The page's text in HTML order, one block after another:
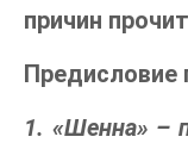
причин
Предисловие
1. «Шенна» –